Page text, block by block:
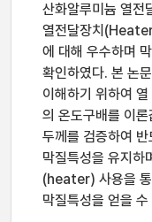
산화알루미늄 열
열전달장치
에 대해 우수하며
확인하였다. 본 논
이해하기 위하여
의 온도구배를 이
두께를 검증하여
막질특성을 유지하
(heater) 사용을 통
막질특성을 얻을